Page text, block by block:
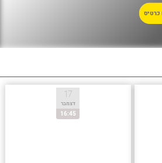
כרטיס
17
דצמבר
16:45